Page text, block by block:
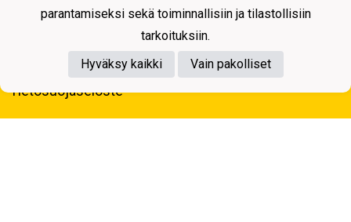
Tietosuojaseloste
parantamiseksi sekä toiminnallisiin ja tilastollisiin
tarkoituksiin.
Hyväksy kaikki
Vain pakolliset